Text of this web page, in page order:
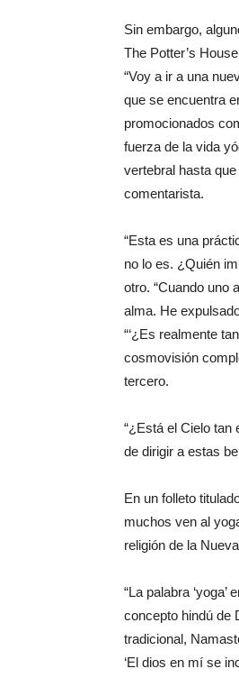
Sin embargo,
The Potter’s
“Voy a ir a una
que se encuentra
promocionados
fuerza de la vida
vertebral hasta
comentarista.
“Esta es una
no lo es. ¿Quién
otro. “Cuando uno
alma. He
“‘¿Es realmente
cosmovisión
tercero.
“¿Está el Cielo tan
de dirigir a estas
En un folleto
muchos ven al
religión de la
“La palabra
concepto hindú de
tradicional,
‘El dios en mí se